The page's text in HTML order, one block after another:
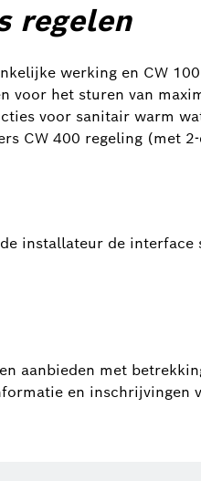
regelen
werking en CW
het sturen van
voor sanitair warm
CW 400 regeling (met
installateur de
aanbieden met
en inschrijvingen